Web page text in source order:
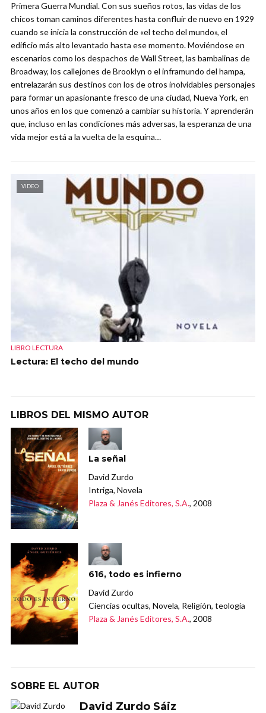
Primera Guerra Mundial. Con sus sueños rotos, las vidas de los
chicos toman caminos diferentes hasta confluir de nuevo en 1929
cuando se inicia la construcción de «el techo del mundo», el
edificio más alto levantado hasta ese momento. Moviéndose en
escenarios como los despachos de Wall Street, las bambalinas de
Broadway, los callejones de Brooklyn o el inframundo del hampa,
entrelazarán sus destinos con los de otros inolvidables personajes
para formar un apasionante fresco de una ciudad, Nueva York, en
unos años en los que comenzó a cambiar su historia. Y aprenderán
que, incluso en las condiciones más adversas, la esperanza de una
vida mejor está a la vuelta de la esquina…
VIDEO
LIBRO LECTURA
Lectura: El techo del mundo
LIBROS DEL MISMO AUTOR
La señal
David Zurdo
Intriga, Novela
Plaza & Janés Editores, S.A., 2008
616, todo es infierno
David Zurdo
Ciencias ocultas, Novela, Religión, teología
Plaza & Janés Editores, S.A., 2008
SOBRE EL AUTOR
David Zurdo Sáiz